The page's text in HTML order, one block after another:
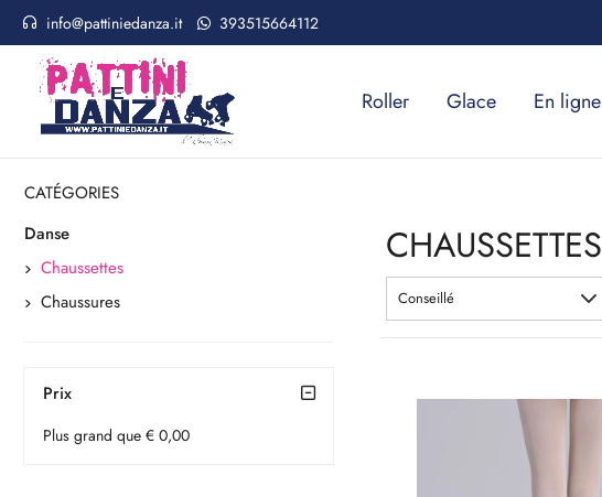
info@pattiniedanza.it 393515664112
Roller Glace En ligne
Home Danse
CATÉGORIES
Danse
Chaussettes
Chaussures
Prix
Plus grand que € 0,00
CHAUSSETTES
Conseillé